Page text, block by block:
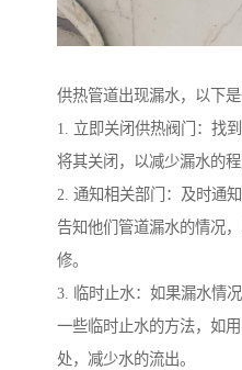
供热管道出现漏水，以下
1. 立即关闭供热阀门：找
将其关闭，以减少漏水的程
2. 通知相关部门：及时通
告知他们管道漏水的情况
修。
3. 临时止水：如果漏水情
一些临时止水的方法，如
处，减少水的流出。